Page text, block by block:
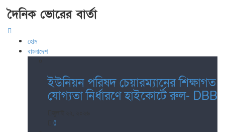
দৈনিক ভোরের বার্তা
হোম
বাংলাদেশ
ইউনিয়ন পরিষদ চেয়ারম্যানের শিক্ষাগত
যোগ্যতা নির্ধারণে হাইকোর্টে রুল- DBB
0